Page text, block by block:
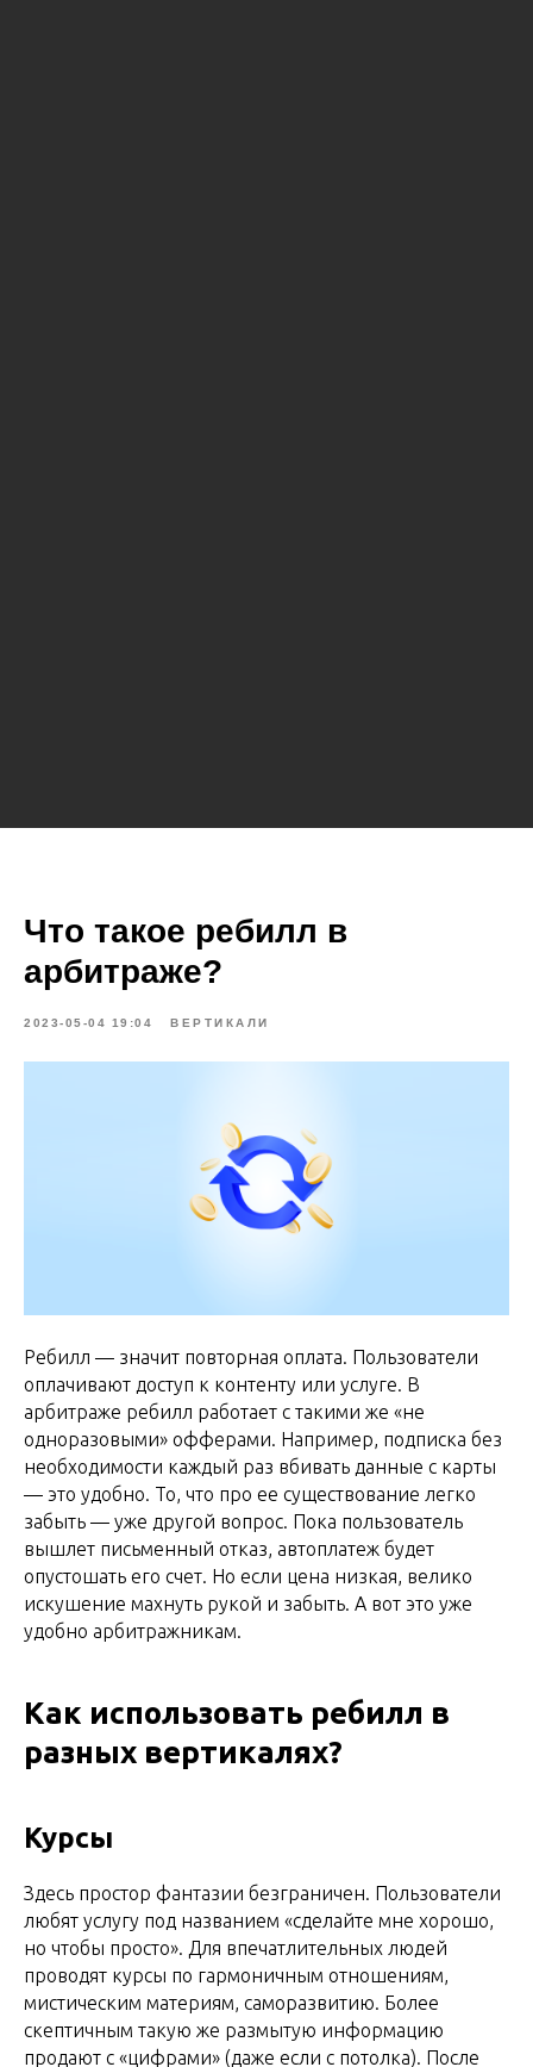
Что такое ребилл в
арбитраже?
2023-05-04 19:04 ВЕРТИКАЛИ
Ребилл — значит повторная оплата. Пользователи
оплачивают доступ к контенту или услуге. В
арбитраже ребилл работает с такими же «не
одноразовыми» офферами. Например, подписка без
необходимости каждый раз вбивать данные с карты
— это удобно. То, что про ее существование легко
забыть — уже другой вопрос. Пока пользователь
вышлет письменный отказ, автоплатеж будет
опустошать его счет. Но если цена низкая, велико
искушение махнуть рукой и забыть. А вот это уже
удобно арбитражникам.
Как использовать ребилл в
разных вертикалях?
Курсы
Здесь простор фантазии безграничен. Пользователи
любят услугу под названием «сделайте мне хорошо,
но чтобы просто». Для впечатлительных людей
проводят курсы по гармоничным отношениям,
мистическим материям, саморазвитию. Более
скептичным такую же размытую информацию
продают с «цифрами» (даже если с потолка). После